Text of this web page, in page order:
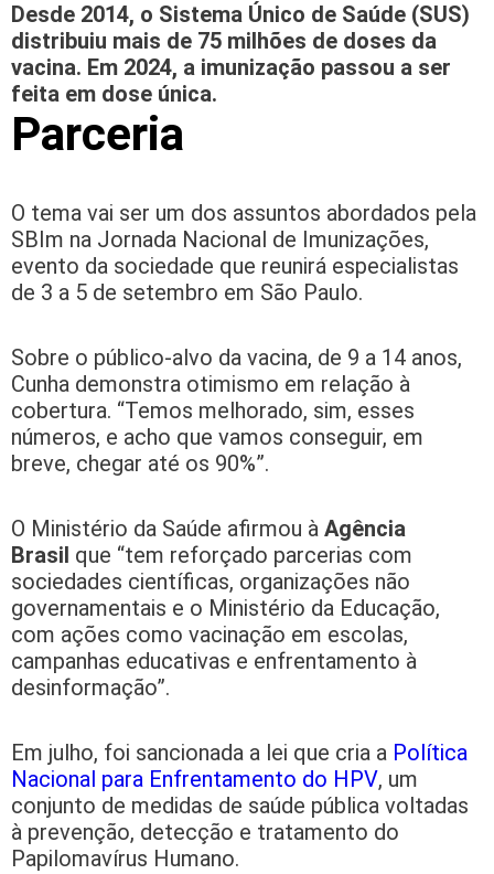
Desde 2014, o Sistema Único de Saúde (SUS)
distribuiu mais de 75 milhões de doses da
vacina. Em 2024, a imunização passou a ser
feita em dose única.
Parceria
O tema vai ser um dos assuntos abordados pela
SBIm na Jornada Nacional de Imunizações,
evento da sociedade que reunirá especialistas
de 3 a 5 de setembro em São Paulo.
Sobre o público-alvo da vacina, de 9 a 14 anos,
Cunha demonstra otimismo em relação à
cobertura. “Temos melhorado, sim, esses
números, e acho que vamos conseguir, em
breve, chegar até os 90%”.
O Ministério da Saúde afirmou à Agência
Brasil que “tem reforçado parcerias com
sociedades científicas, organizações não
governamentais e o Ministério da Educação,
com ações como vacinação em escolas,
campanhas educativas e enfrentamento à
desinformação”.
Em julho, foi sancionada a lei que cria a Política
Nacional para Enfrentamento do HPV, um
conjunto de medidas de saúde pública voltadas
à prevenção, detecção e tratamento do
Papilomavírus Humano.